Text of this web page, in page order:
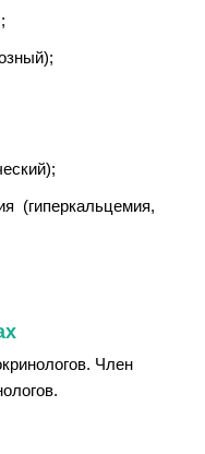
(гиперкальцемия,
Член